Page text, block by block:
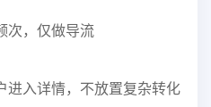
次，仅做导流
进入详情，不放置复杂转化